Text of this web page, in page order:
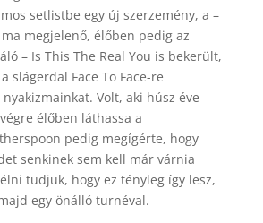
setlistbe egy új szerzemény, a –
megjelenő, élőben pedig az
– Is This The Real You is bekerült,
slágerdal Face To Face-re
Volt, aki húsz éve
élőben láthassa a
pedig megígérte, hogy
senkinek sem kell már várnia
tudjuk, hogy ez tényleg így lesz,
egy önálló turnéval.